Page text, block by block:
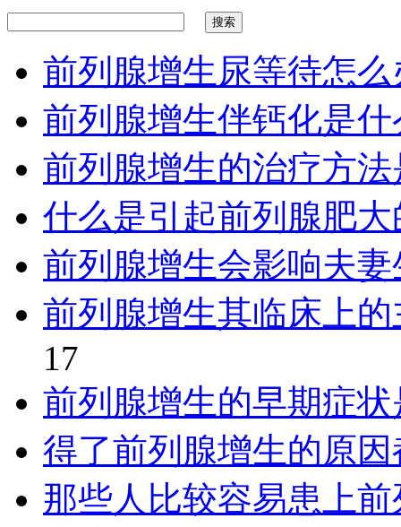
前列腺增生尿等待怎么
前列腺增生伴钙化是
前列腺增生的治疗方
什么是引起前列腺肥
前列腺增生会影响夫妻
前列腺增生其临床上
17
前列腺增生的早期症
得了前列腺增生的原
那些人比较容易患上